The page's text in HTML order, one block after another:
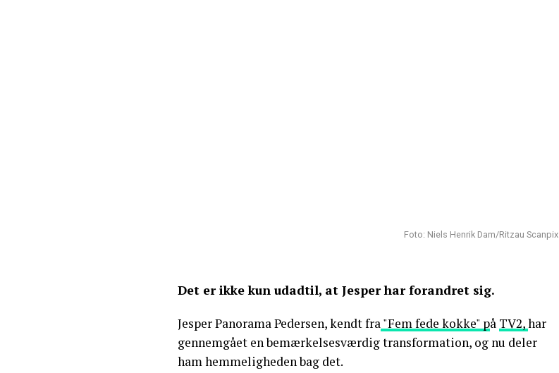
Foto: Niels Henrik Dam/Ritzau Scanpix
Det er ikke kun udadtil, at Jesper har forandret sig.
Jesper Panorama Pedersen, kendt fra"Fem fede kokke" på TV2,har
gennemgået en bemærkelsesværdig transformation, og nu deler
ham hemmeligheden bag det.